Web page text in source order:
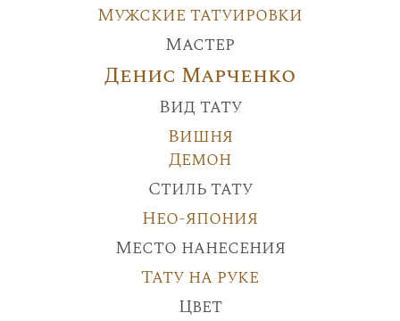
Мужские татуировки
Мастер
Денис Марченко
Вид тату
Вишня
Демон
Стиль тату
Нео-япония
Место нанесения
Тату на руке
Цвет